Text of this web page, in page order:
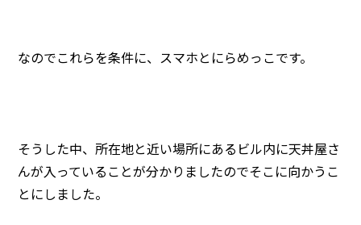
なのでこれらを条件に、スマホとにらめっこです。
そうした中、所在地と近い場所にあるビル内に天丼屋さ
んが入っていることが分かりましたのでそこに向かうこ
とにしました。